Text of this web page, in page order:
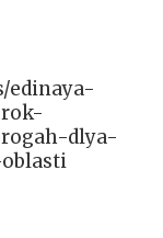
edinaya-
dlya-